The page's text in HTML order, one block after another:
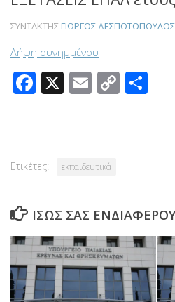
ΣΥΝΤΆΚΤΗΣ ΓΙΏΡΓΟΣ ΔΕΣΠΟΤΌΠΟΥΛΟΣ
Λήψη συνημμένου
Facebook
X Email
Copy
Ετικέτες: εκπαιδευτικά
ΊΣΩΣ ΣΑΣ